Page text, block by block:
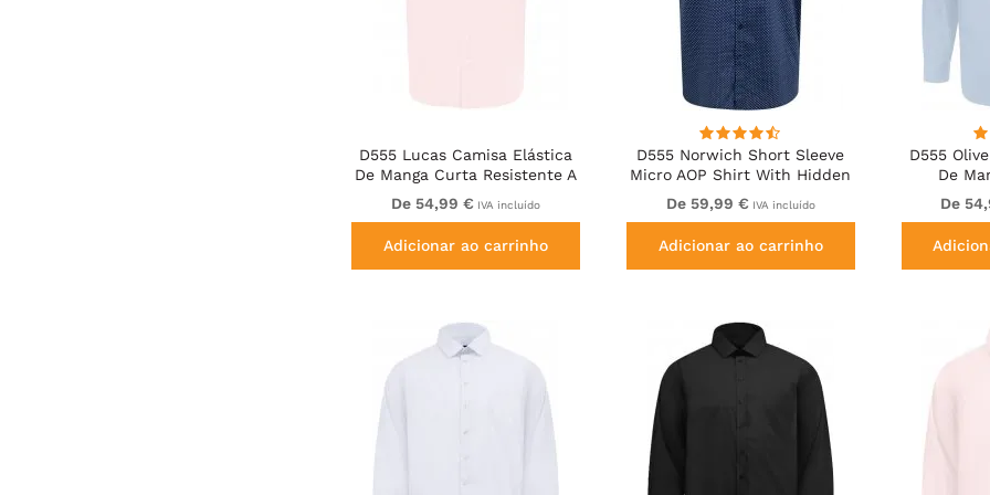
D555 Lucas Camisa Elástica
De Manga Curta Resistente A
Manchas E Sem Passar A
Ferro Rosa
De 54,99 € IVA incluído
Adicionar ao carrinho
D555 Norwich Short Sleeve
Micro AOP Shirt With Hidden
Button Down Navy
De 59,99 € IVA incluído
Adicionar ao carrinho
D555
De
Passar
De